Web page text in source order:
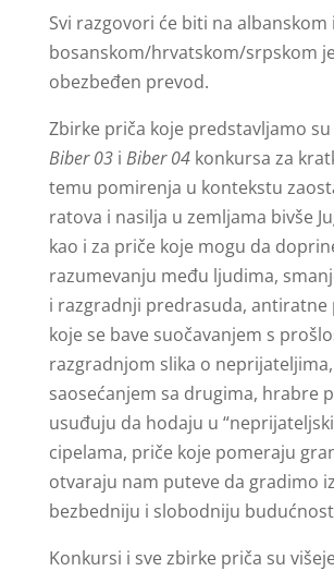
Svi razgovori će biti na albanskom i
bosanskom/hrvatskom/srpskom
obezbeđen prevod.
Zbirke priča koje predstavljamo
Biber 03i Biber 04konkursa za
temu pomirenja u kontekstu
ratova i nasilja u zemljama bivše
kao i za priče koje mogu da
razumevanju među ljudima,
i razgradnji predrasuda, antiratne
koje se bave suočavanjem s
razgradnjom slika o neprijateljima,
saosećanjem sa drugima, hrabre
usuđuju da hodaju u
cipelama, priče koje pomeraju
otvaraju nam puteve da gradimo
bezbedniju i slobodniju budućnost
Konkursi i sve zbirke priča su